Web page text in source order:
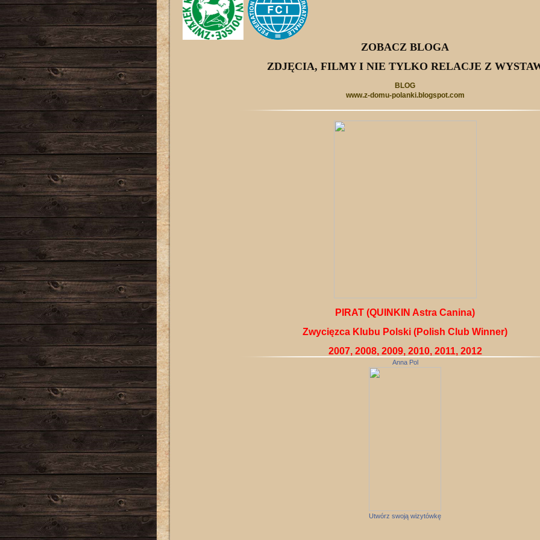
ZOBACZ BLOGA
ZDJĘCIA, FILMY I NIE TYLKO RELACJE Z
BLOG
www.z-domu-polanki.blogspot.com
PIRAT (QUINKIN Astra Canina)
Zwycięzca Klubu Polski (Polish Club Winner)
2007, 2008, 2009, 2010, 2011, 2012
Anna Pol
Utwórz swoją wizytówkę